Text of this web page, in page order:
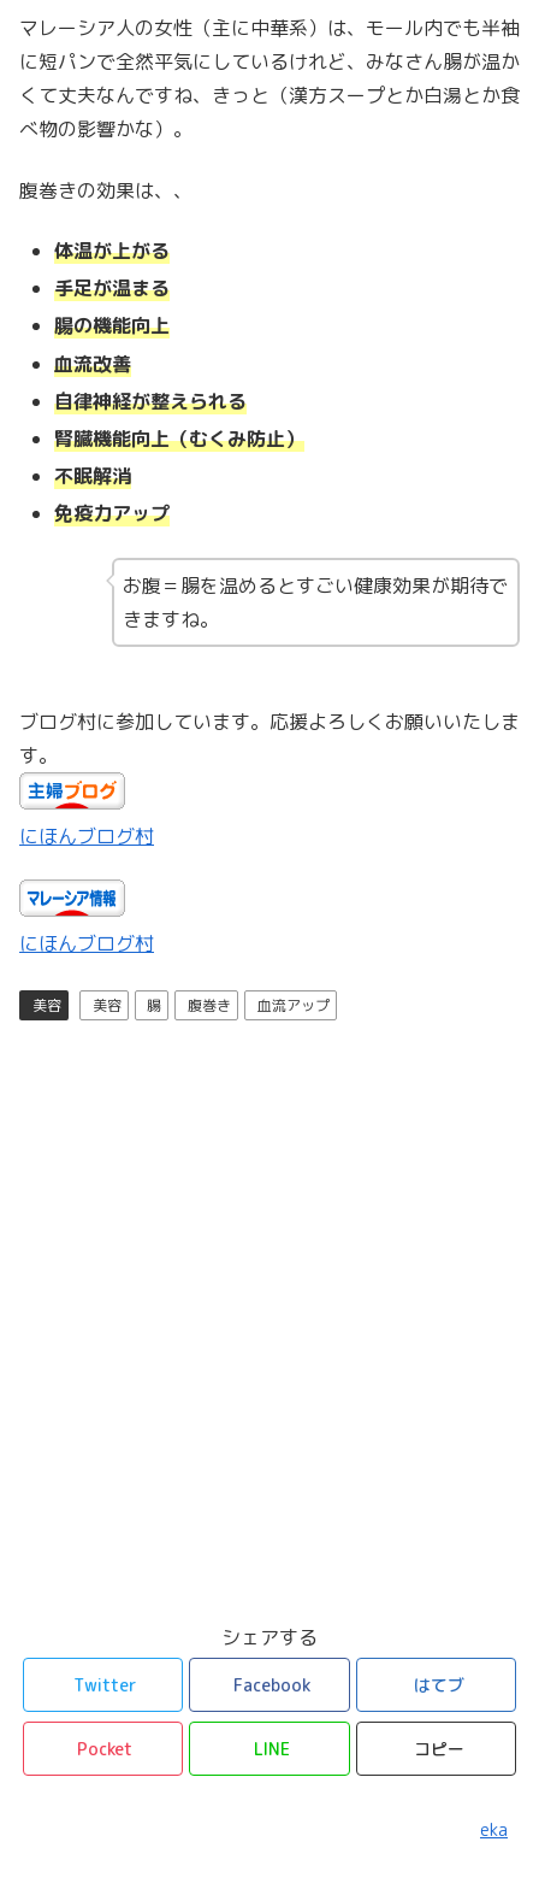
マレーシア人の女性（主に中華系）は、モール内でも半袖
に短パンで全然平気にしているけれど、みなさん腸が温か
くて丈夫なんですね、きっと（漢方スープとか白湯とか食
べ物の影響かな）。
腹巻きの効果は、、
体温が上がる
手足が温まる
腸の機能向上
血流改善
自律神経が整えられる
腎臓機能向上（むくみ防止）
不眠解消
免疫力アップ
お腹＝腸を温めるとすごい健康効果が期待で
きますね。
ブログ村に参加しています。応援よろしくお願いいたしま
す。
にほんブログ村
にほんブログ村
美容 美容 腸 腹巻き 血流アップ
シェアする
Twitter Facebook はてブ
Pocket LINE コピー
eka